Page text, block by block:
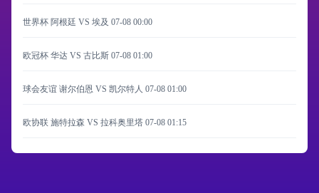
世界杯 阿根廷 VS 埃及 07-08 00:00
欧冠杯 华达 VS 古比斯 07-08 01:00
球会友谊 谢尔伯恩 VS 凯尔特人 07-08 01:00
欧协联 施特拉森 VS 拉科奥里塔 07-08 01:15